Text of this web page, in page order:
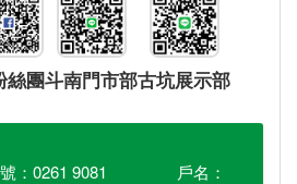
絲團斗南門市部古坑展示部
號：0261 9081 戶名：